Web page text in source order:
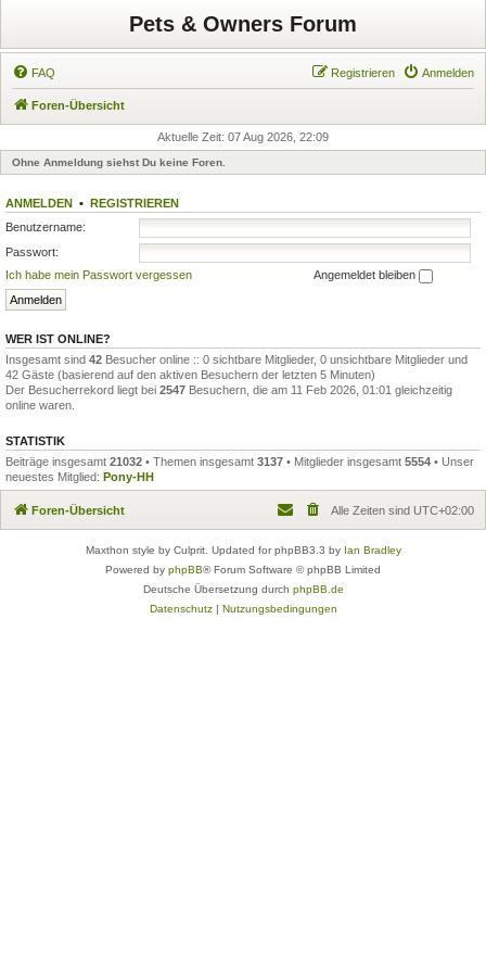
Pets & Owners Forum
FAQ Anmelden
Registrieren
Foren-Übersicht
Aktuelle Zeit: 07 Aug 2026, 22:09
Ohne Anmeldung siehst Du keine Foren.
ANMELDEN • REGISTRIEREN
Benutzername:
Passwort:
Ich habe mein Passwort vergessen
Angemeldet bleiben
WER IST ONLINE?
Insgesamt sind 42 Besucher online :: 0 sichtbare Mitglieder, 0 unsichtbare Mitglieder und
42 Gäste (basierend auf den aktiven Besuchern der letzten 5 Minuten)
Der Besucherrekord liegt bei 2547 Besuchern, die am 11 Feb 2026, 01:01 gleichzeitig
online waren.
STATISTIK
Beiträge insgesamt 21032 • Themen insgesamt 3137 • Mitglieder insgesamt 5554 • Unser
neuestes Mitglied: Pony-HH
Foren-Übersicht Alle Zeiten sind UTC+02:00
Maxthon style by Culprit. Updated for phpBB3.3 by Ian Bradley
Powered by phpBB® Forum Software © phpBB Limited
Deutsche Übersetzung durch phpBB.de
Datenschutz| Nutzungsbedingungen